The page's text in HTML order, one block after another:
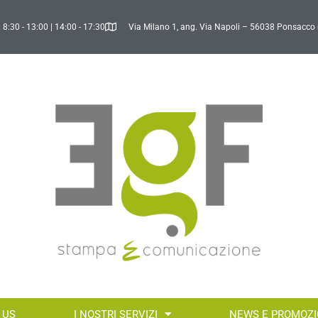
8:30 - 13:00 | 14:00 - 17:30 Via Milano 1, ang. Via Napoli – 56038 Ponsacco
I NOSTRI SERVIZI NEWS E